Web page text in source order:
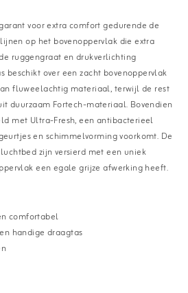
voor extra comfort gedurende de
op het bovenoppervlak die extra
ruggengraat en drukverlichting
beschikt over een zacht bovenoppervlak
fluweelachtig materiaal, terwijl de rest
duurzaam Fortech-materiaal. Bovendien
met Ultra-Fresh, een antibacterieel
en schimmelvorming voorkomt. De
zijn versierd met een uniek
een egale grijze afwerking heeft.
comfortabel
handige draagtas